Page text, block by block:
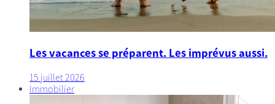
Les vacances se préparent. Les imprévus aussi.
15 juillet 2026
Immobilier